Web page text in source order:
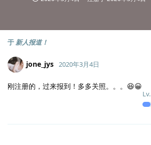
于新人报道！
jone_jys
Lv.
2020年3月4日
刚注册的，过来报到！多多关照。。。😆😀